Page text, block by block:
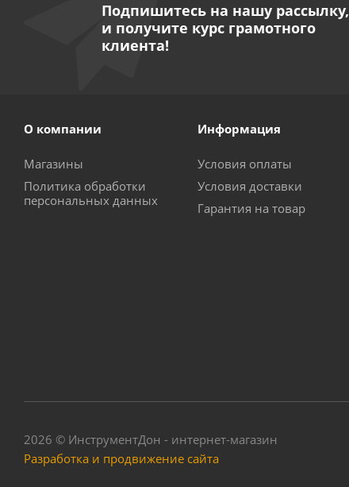
Подпишитесь на нашу рассылку,
и получите курс грамотного
клиента!
О компании
Магазины
Политика обработки
персональных данных
Информация
Условия оплаты
Условия доставки
Гарантия на товар
2026 © ИнструментДон - интернет-магазин
Разработка и продвижение сайта